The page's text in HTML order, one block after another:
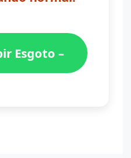
Esgoto –